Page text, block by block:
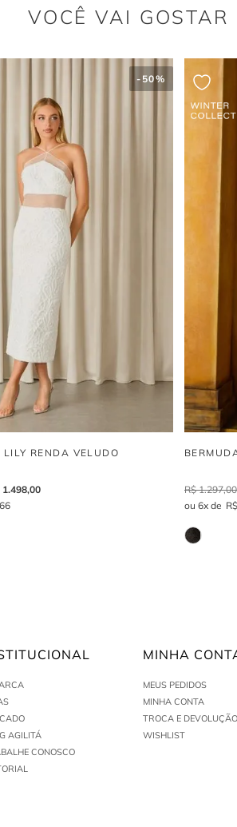
VOCÊ VAI GOSTAR
- 50%
RENDA VELUDO
1.498,00
66
R$ 1.297,00
6
R$
AGILITÁ
CONOSCO
MINHA
MEUS PEDIDOS
MINHA CONTA
TROCA E DEVOLUÇÃO
WISHLIST